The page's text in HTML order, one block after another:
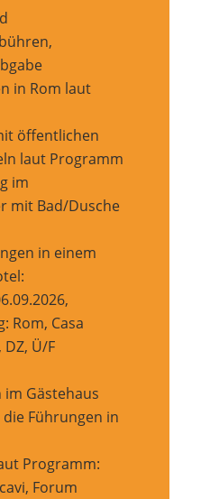
in Rom laut
öffentlichen
laut Programm
im
mit Bad/Dusche
in einem
Rom, Casa
Ü/F
im Gästehaus
Führungen in
Programm:
Forum